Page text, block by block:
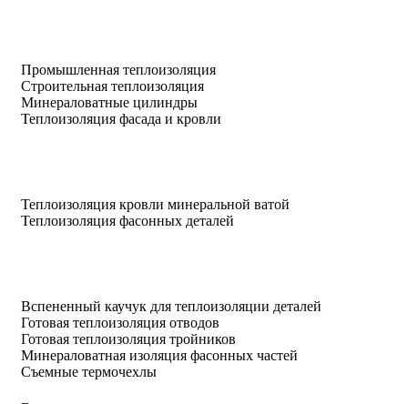
Промышленная теплоизоляция
Строительная теплоизоляция
Минераловатные цилиндры
Теплоизоляция фасада и кровли
Теплоизоляция кровли минеральной ватой
Теплоизоляция фасонных деталей
Вспененный каучук для теплоизоляции деталей
Готовая теплоизоляция отводов
Готовая теплоизоляция тройников
Минераловатная изоляция фасонных частей
Съемные термочехлы